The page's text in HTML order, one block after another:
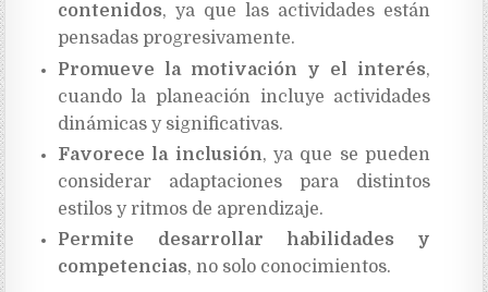
contenidos, ya que las actividades están
pensadas progresivamente.
Promueve la motivación y el interés,
cuando la planeación incluye actividades
dinámicas y significativas.
Favorece la inclusión, ya que se pueden
considerar adaptaciones para distintos
estilos y ritmos de aprendizaje.
Permite desarrollar habilidades y
competencias, no solo conocimientos.